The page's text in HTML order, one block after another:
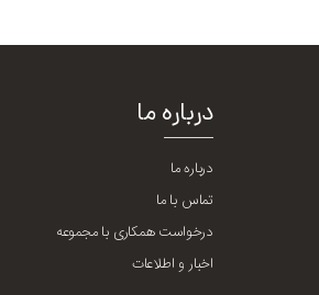
درباره ما
درباره ما
تماس با ما
درخواست همکاری با مجموعه
اخبار و اطلاعات